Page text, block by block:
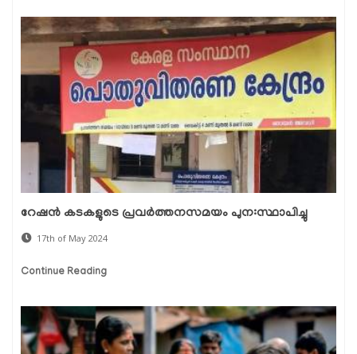
റേഷൻ കടകളുടെ പ്രവർത്തനസമയം പുന:സ്ഥാപിച്ചു
17th of May 2024
Continue Reading